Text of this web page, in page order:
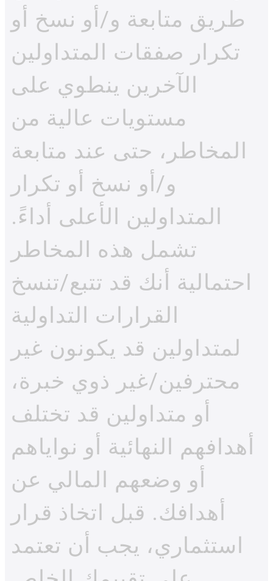
طريق متابعة و/أو نسخ أو
تكرار صفقات المتداولين
الآخرين ينطوي على
مستويات عالية من
المخاطر، حتى عند متابعة
و/أو نسخ أو تكرار
المتداولين الأعلى أداءً.
تشمل هذه المخاطر
احتمالية أنك قد تتبع/تنسخ
القرارات التداولية
لمتداولين قد يكونون غير
محترفين/غير ذوي خبرة،
أو متداولين قد تختلف
أهدافهم النهائية أو نواياهم
أو وضعهم المالي عن
أهدافك. قبل اتخاذ قرار
استثماري، يجب أن تعتمد